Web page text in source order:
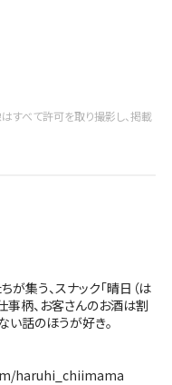
すべて許可を取り撮影し、掲載
が集う、スナック「晴日（は
事柄、お客さんのお酒は割
い話のほうが好き。
haruhi_chiimama